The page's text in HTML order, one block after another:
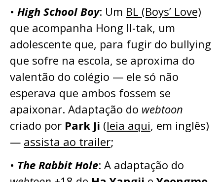
• High School Boy: Um BL (Boys’ Love)
que acompanha Hong Il-tak, um
adolescente que, para fugir do bullying
que sofre na escola, se aproxima do
valentão do colégio — ele só não
esperava que ambos fossem se
apaixonar. Adaptação do webtoon
criado por Park Ji (leia aqui, em inglês)
— assista ao trailer;
• The Rabbit Hole: A adaptação do